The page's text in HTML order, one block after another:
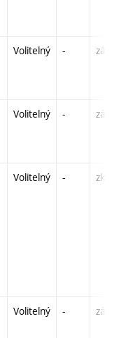
Volitelný - zá
Volitelný - zá
Volitelný - zk
Volitelný - zá